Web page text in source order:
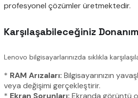
profesyonel çözümler üretmektedir.
Karşılaşabileceğiniz
Lenovo bilgisayarlarınızda sıklıkla
* RAM Arızaları: Bilgisayarınızın
veya değişimi gerçekleştirir.
* Ekran Sorunları: Ekranda görüntü